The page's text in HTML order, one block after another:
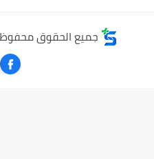
جميع الحقوق محفوظة